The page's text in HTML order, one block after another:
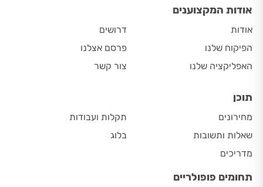
אודות המקצוענים
אודות
הפיקוח שלנו
האפליקציה שלנו
דרושים
פרסם אצלנו
צור קשר
תוכן
מחירונים
שאלות ותשובות
מדריכים
תקלות ועבודות
בלוג
תחומים פופולריים